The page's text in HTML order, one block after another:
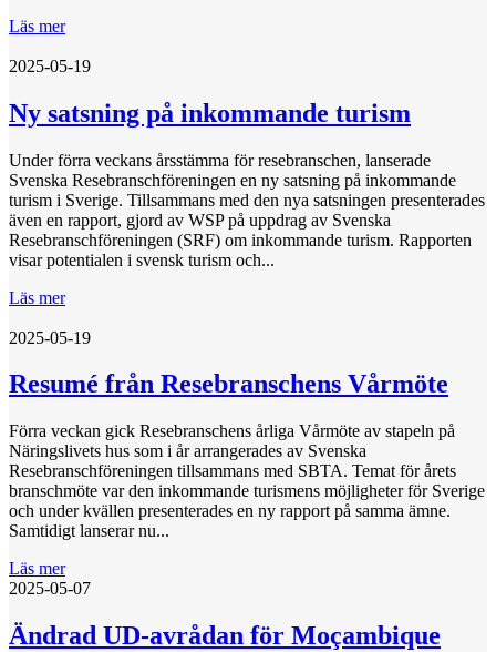
Läs mer
2025-05-19
Ny satsning på inkommande turism
Under förra veckans årsstämma för resebranschen, lanserade
Svenska Resebranschföreningen en ny satsning på inkommande
turism i Sverige. Tillsammans med den nya satsningen presenterades
även en rapport, gjord av WSP på uppdrag av Svenska
Resebranschföreningen (SRF) om inkommande turism. Rapporten
visar potentialen i svensk turism och...
Läs mer
2025-05-19
Resumé från Resebranschens Vårmöte
Förra veckan gick Resebranschens årliga Vårmöte av stapeln på
Näringslivets hus som i år arrangerades av Svenska
Resebranschföreningen tillsammans med SBTA. Temat för årets
branschmöte var den inkommande turismens möjligheter för Sverige
och under kvällen presenterades en ny rapport på samma ämne.
Samtidigt lanserar nu...
Läs mer
2025-05-07
Ändrad UD-avrådan för Moçambique